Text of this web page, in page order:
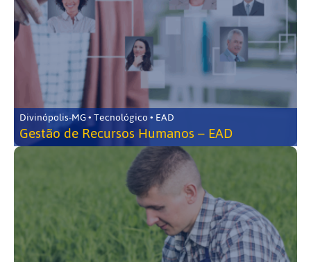
Divinópolis-MG • Tecnológico • EAD
Gestão de Recursos Humanos – EAD